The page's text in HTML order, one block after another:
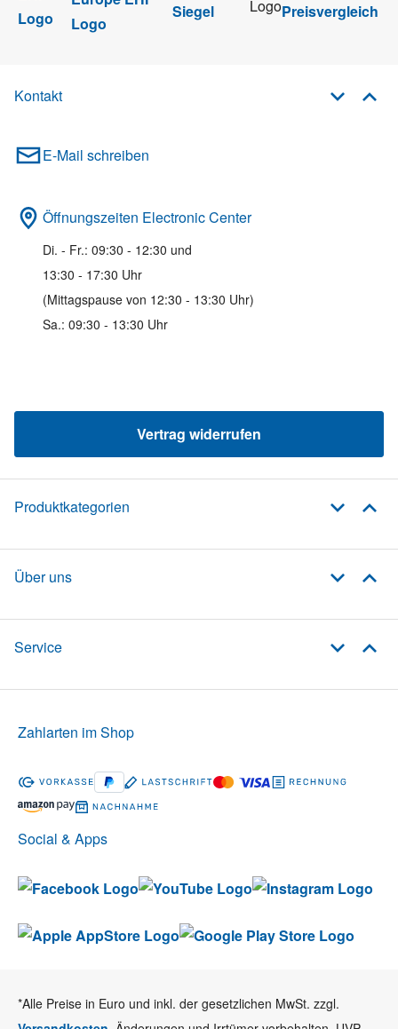
Kontakt
E-Mail schreiben
Öffnungszeiten Electronic Center
Di. - Fr.: 09:30 - 12:30 und
13:30 - 17:30 Uhr
(Mittagspause von 12:30 - 13:30 Uhr)
Sa.: 09:30 - 13:30 Uhr
Vertrag widerrufen
Produktkategorien
Über uns
Service
Social & Apps
Zahlarten im Shop
*Alle Preise in Euro und inkl. der gesetzlichen MwSt. zzgl.